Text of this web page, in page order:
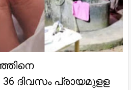
36 ദിവസം പ്രായമുളള